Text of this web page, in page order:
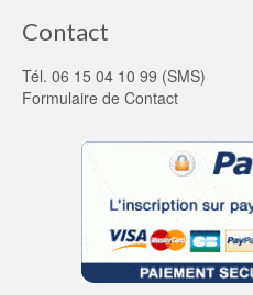
Contact
Tél. 06 15 04 10 99 (SMS)
Formulaire de Contact